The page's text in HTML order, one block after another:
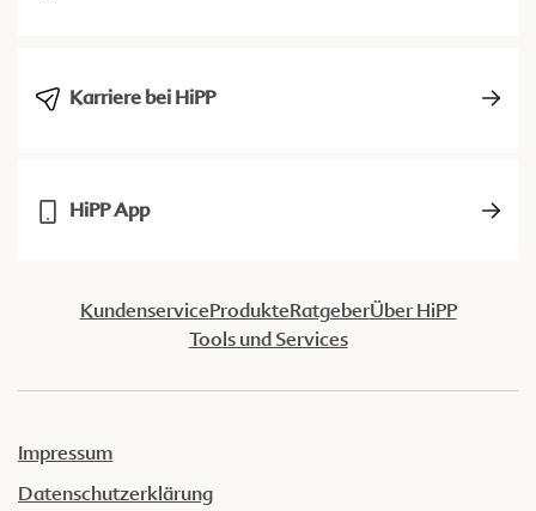
Karriere bei HiPP
HiPP App
KundenserviceProdukteRatgeberÜber HiPP
Tools und Services
Impressum
Datenschutzerklärung